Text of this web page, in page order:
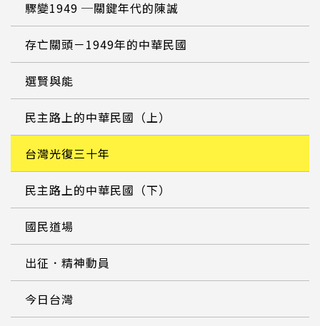
驟變1949 ─關鍵年代的陳誠
存亡關頭－1949年的中華民國
選賢與能
民主路上的中華民國（上）
台灣光復三十年
民主路上的中華民國（下）
國民道場
出征．精神動員
今日台灣